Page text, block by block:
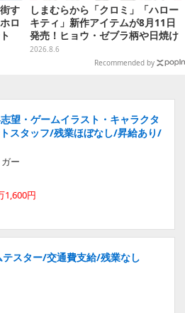
す
ロ
」
しまむらから「クロミ」「ハロー
キティ」新作アイテムが8月11日
発売！ヒョウ・ゼブラ柄や日焼け
デザインの可愛い雑貨・アパレル
2026.8.6
Recommended by
望・ゲームイラスト・キャラクタ
スタッフ/残業ほぼなし/昇給あり/
ー
1,600円
スター/交通費支給/残業なし